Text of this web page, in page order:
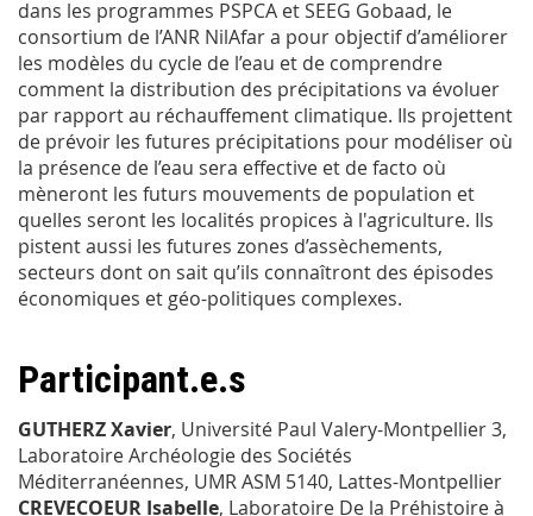
dans les programmes PSPCA et SEEG Gobaad, le
consortium de l’ANR NilAfar a pour objectif d’améliorer
les modèles du cycle de l’eau et de comprendre
comment la distribution des précipitations va évoluer
par rapport au réchauffement climatique. Ils projettent
de prévoir les futures précipitations pour modéliser où
la présence de l’eau sera effective et de facto où
mèneront les futurs mouvements de population et
quelles seront les localités propices à l'agriculture. Ils
pistent aussi les futures zones d’assèchements,
secteurs dont on sait qu’ils connaîtront des épisodes
économiques et géo-politiques complexes.
Participant.e.s
GUTHERZ Xavier, Université Paul Valery-Montpellier 3,
Laboratoire Archéologie des Sociétés
Méditerranéennes, UMR ASM 5140, Lattes-Montpellier
CREVECOEUR Isabelle, Laboratoire De la Préhistoire à